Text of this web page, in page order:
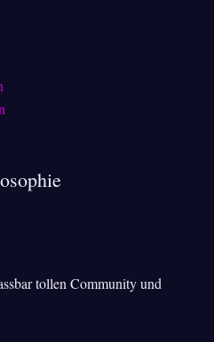
tollen Community und